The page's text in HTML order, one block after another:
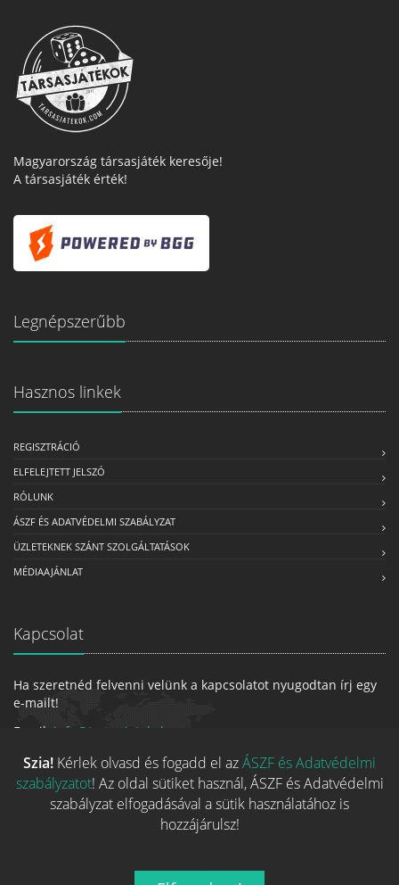
Magyarország társasjáték keresője!
A társasjáték érték!
Legnépszerűbb
Hasznos linkek
REGISZTRÁCIÓ
ELFELEJTETT JELSZÓ
RÓLUNK
ÁSZF ÉS ADATVÉDELMI SZABÁLYZAT
ÜZLETEKNEK SZÁNT SZOLGÁLTATÁSOK
MÉDIAAJÁNLAT
Kapcsolat
Ha szeretnéd felvenni velünk a kapcsolatot nyugodtan írj egy
e-mailt!
Email: info@tarsasjatekok.com
Szia! Kérlek olvasd és fogadd el azÁSZF és Adatvédelmi
szabályzatot! Az oldal sütiket használ, ÁSZF és Adatvédelmi
szabályzat elfogadásával a sütik használatához is
hozzájárulsz!